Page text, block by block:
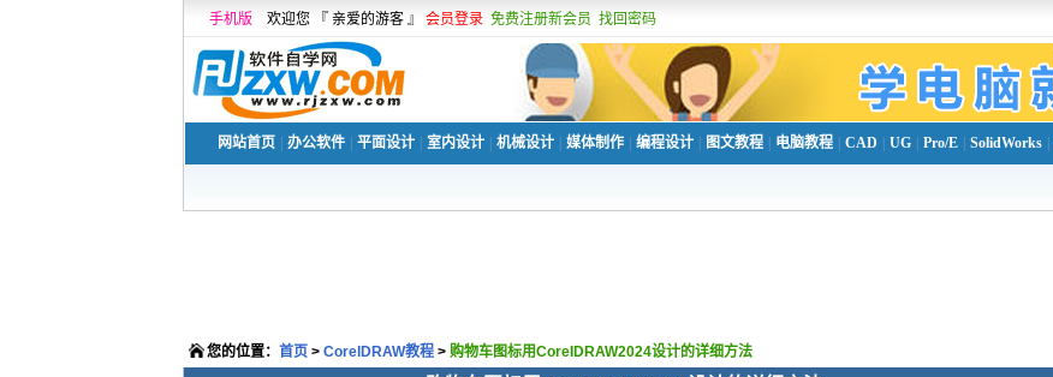
手机版 欢迎您 『 亲爱的游客 』 会员登录 免费注册新会员 找回密码
网站首页 办公软件 平面设计 室内设计 机械设计 媒体制作 编程设计 图文教程 电脑教程 CAD UG Pro/E SolidWorks
您的位置： 首页 > CorelDRAW教程 > 购物车图标用CoreIDRAW2024设计的详细方法